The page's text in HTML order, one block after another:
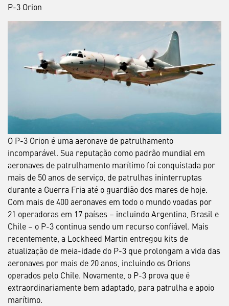
P-3 Orion
O P-3 Orion é uma aeronave de patrulhamento
incomparável. Sua reputação como padrão mundial em
aeronaves de patrulhamento marítimo foi conquistada por
mais de 50 anos de serviço, de patrulhas ininterruptas
durante a Guerra Fria até o guardião dos mares de hoje.
Com mais de 400 aeronaves em todo o mundo voadas por
21 operadoras em 17 países – incluindo Argentina, Brasil e
Chile – o P-3 continua sendo um recurso confiável. Mais
recentemente, a Lockheed Martin entregou kits de
atualização de meia-idade do P-3 que prolongam a vida das
aeronaves por mais de 20 anos, incluindo os Orions
operados pelo Chile. Novamente, o P-3 prova que é
extraordinariamente bem adaptado, para patrulha e apoio
marítimo.